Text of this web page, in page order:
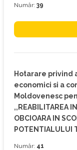
Număr: 39
Hotarare privind
economici si a
Moldovenesc
,,REABILITAREA
OBCIOARA IN
POTENTIALULUI
Număr: 41